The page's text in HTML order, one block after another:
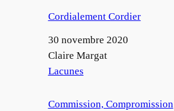
Cordialement Cordier
Date
30 novembre 2020
Auteur
Claire Margat
Par rapport à
Lacunes
Commission, Compromission